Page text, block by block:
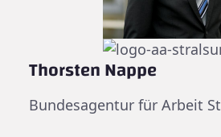
Thorsten Nappe
Bundesagentur für Arbeit